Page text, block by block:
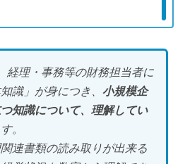
経理・事務等の財務担当者に
識」が身につき、 小規模企
知識について、理解してい
。
連書類の読み取りが出来る